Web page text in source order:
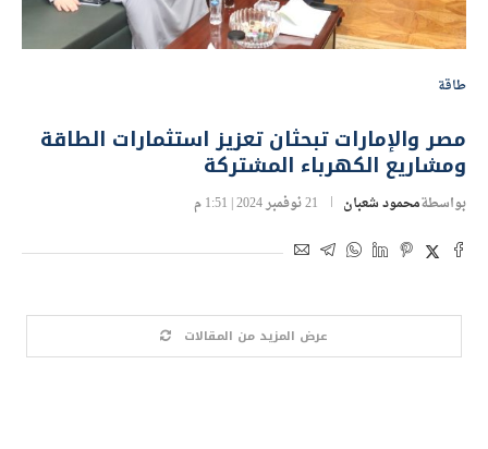
طاقة
مصر والإمارات تبحثان تعزيز استثمارات الطاقة
ومشاريع الكهرباء المشتركة
بواسطةمحمود شعبان 21 نوفمبر 2024 | 1:51 م
عرض المزيد من المقالات